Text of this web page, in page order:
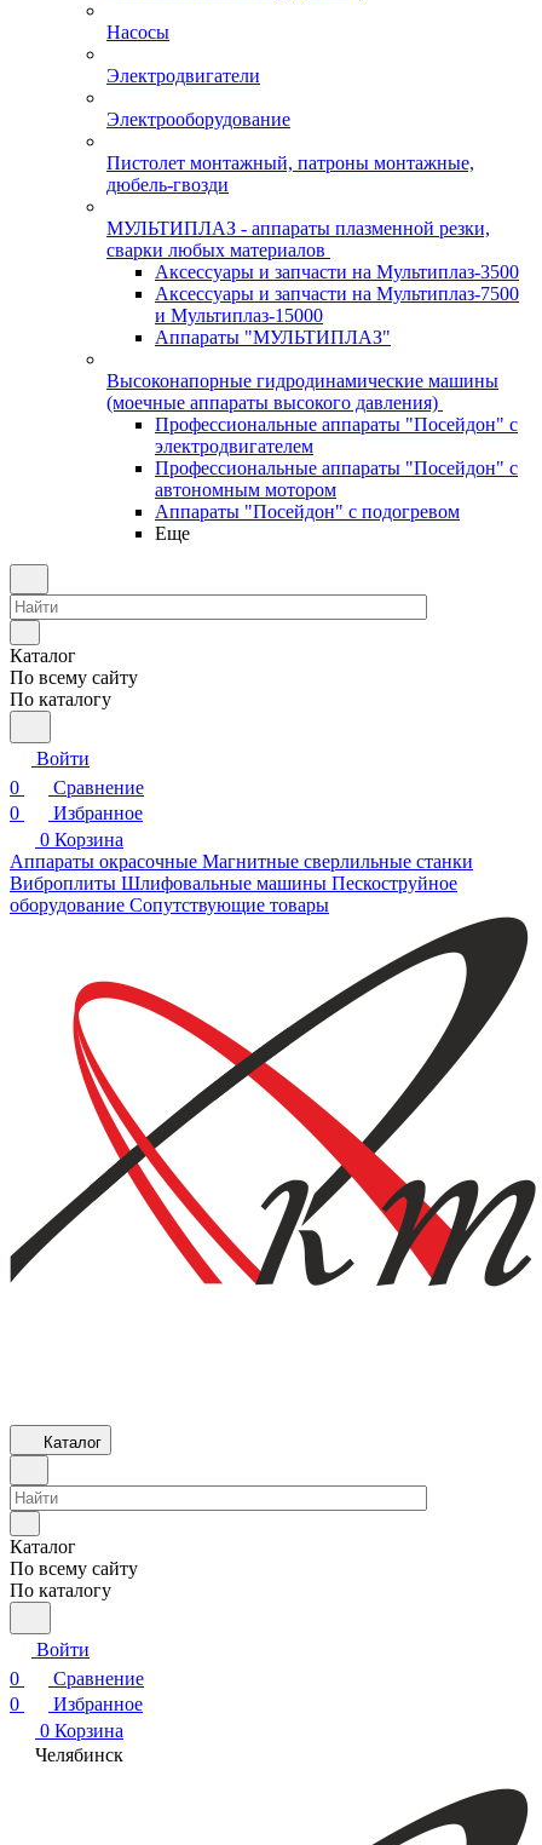
Насосы
Электродвигатели
Электрооборудование
Пистолет монтажный, патроны монтажные,
дюбель-гвозди
МУЛЬТИПЛАЗ - аппараты плазменной резки,
сварки любых материалов
Аксессуары и запчасти на Мультиплаз-3500
Аксессуары и запчасти на Мультиплаз-7500
и Мультиплаз-15000
Аппараты "МУЛЬТИПЛАЗ"
Высоконапорные гидродинамические машины
(моечные аппараты высокого давления)
Профессиональные аппараты "Посейдон" с
электродвигателем
Профессиональные аппараты "Посейдон" с
автономным мотором
Аппараты "Посейдон" с подогревом
Еще
Каталог
По всему сайту
По каталогу
Войти
0
Сравнение
0
Избранное
0 Корзина
Аппараты окрасочные Магнитные сверлильные станки
Виброплиты Шлифовальные машины Пескоструйное
оборудование Сопутствующие товары
Каталог
Каталог
По всему сайту
По каталогу
Войти
0
Сравнение
0
Избранное
0 Корзина
Челябинск